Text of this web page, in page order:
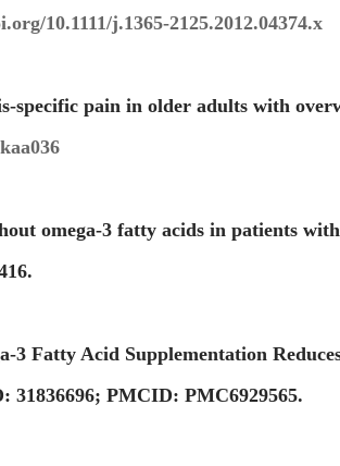
10.1111/j.1365-2125.2012.04374.x
specific pain in older adults with
omega-3 fatty acids in patients
3 Fatty Acid Supplementation
31836696; PMCID: PMC6929565.